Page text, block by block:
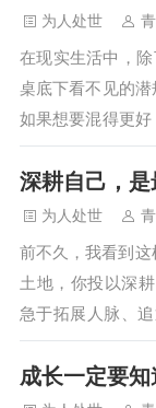
系，关系不大。
是因为不知道。
用个俗的--“长脑
子，也就没人来
为人处世
在现实生活中，
桌底下看不见的
如果想要混得更好
好的人，不是只
的人。 在自己弱
般都是无功而返
利益者，他们搞
利益，不可能来
深耕自己，是
为人处世
前不久，我看到
土地，你投以深
急于拓展人脉、
中发现，不遗余
们将自己活成一
成长一定要